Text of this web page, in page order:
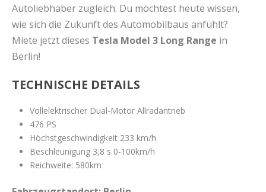
Autoliebhaber zugleich. Du möchtest heute wissen,
wie sich die Zukunft des Automobilbaus anfühlt?
Miete jetzt dieses Tesla Model 3 Long Range in
Berlin!
TECHNISCHE DETAILS
Vollelektrischer Dual-Motor Allradantrieb
476 PS
Höchstgeschwindigkeit 233 km/h
Beschleunigung 3,8 s 0-100km/h
Reichweite: 580km